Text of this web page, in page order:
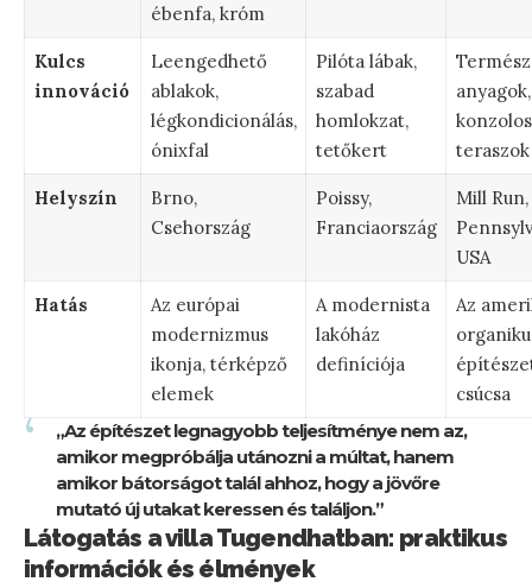
ébenfa, króm
Kulcs
innováció
Leengedhető
ablakok,
légkondicionálás,
ónixfal
Pilóta lábak,
szabad
homlokzat,
tetőkert
anyagok,
konzolos
teraszok
Helyszín
Brno,
Csehország
Poissy,
Franciaország
Mill Run,
USA
Hatás
Az európai
modernizmus
ikonja, térképző
elemek
A modernista
lakóház
definíciója
Az
csúcsa
„Az építészet legnagyobb teljesítménye nem az,
amikor megpróbálja utánozni a múltat, hanem
amikor bátorságot talál ahhoz, hogy a jövőre
mutató új utakat keressen és találjon.”
Látogatás a villa Tugendhatban: praktikus
információk és élmények